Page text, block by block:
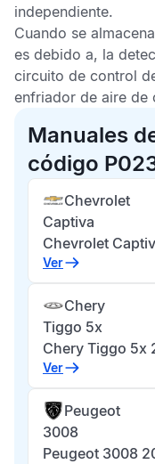
independiente.
Cuando se
es debido a, la
circuito de control
enfriador de aire de
Manuales
código
Chevrolet
Captiva
Chevrolet
Ver
Chery
Tiggo 5x
Chery Tiggo 5x
Ver
Peugeot
3008
Peugeot 3008